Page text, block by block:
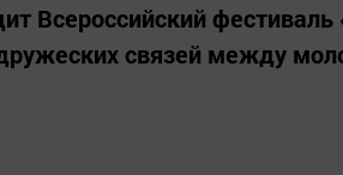
Всероссийский фестиваль
связей между